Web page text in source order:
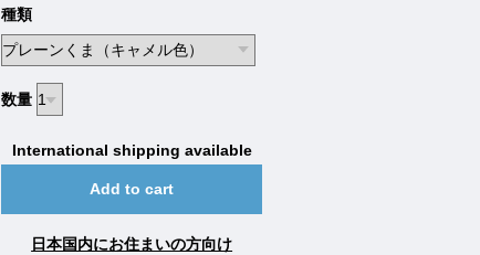
種類
数量
International shipping available
Add to cart
日本国内にお住まいの方向け